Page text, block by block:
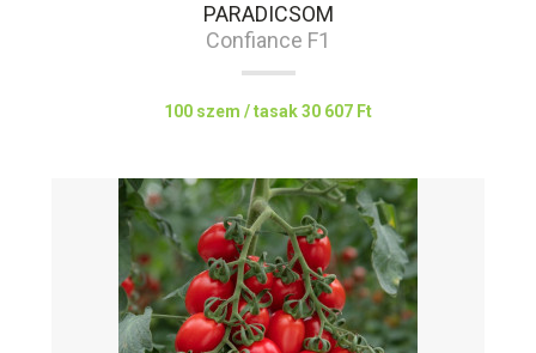
PARADICSOM
Confiance F1
100 szem / tasak30 607 Ft